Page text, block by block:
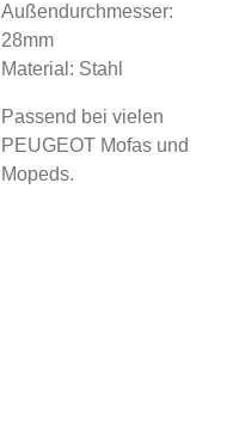
Außendurchmesser:
28mm
Material: Stahl
Passend bei vielen
PEUGEOT Mofas und
Mopeds.